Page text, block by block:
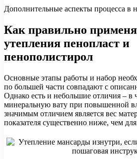
Дополнительные аспекты процесса в
Как правильно
утепления пенопласт и
пенополистирол
Основные этапы работы и набор
по большей части совпадают с
Однако есть и небольшие отличия – в
минеральную вату при повышенной
значимым отличием является вес
показателя существенно ниже, чем